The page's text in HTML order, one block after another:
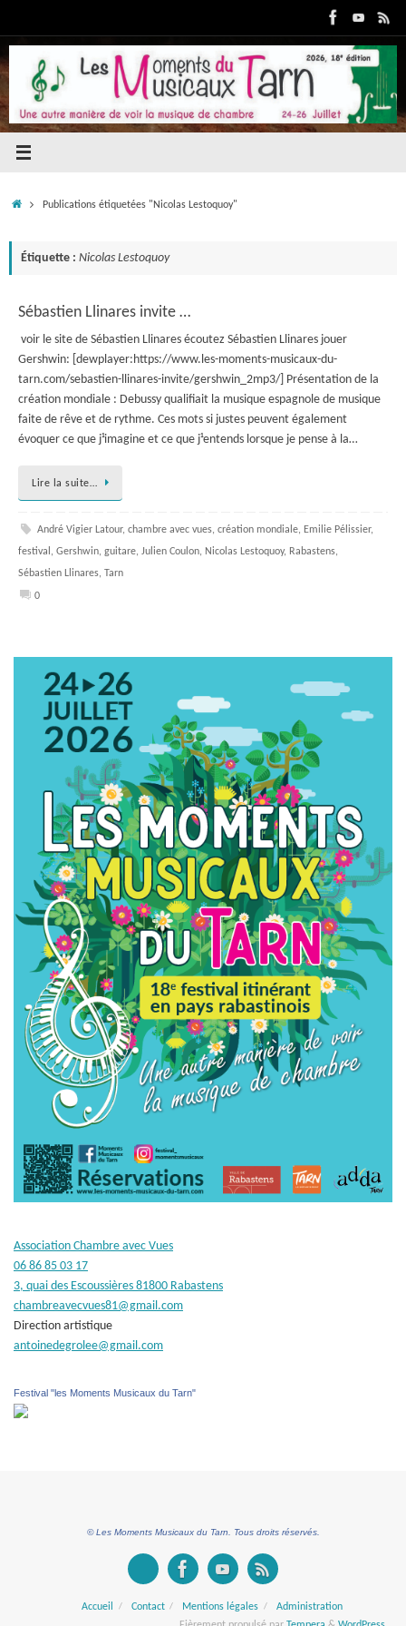
contenu
AccueilPublications étiquetées "Nicolas Lestoquoy"
Étiquette : Nicolas Lestoquoy
Sébastien Llinares invite …
voir le site de Sébastien Llinares écoutez Sébastien Llinares jouer
Gershwin: [dewplayer:https://www.les-moments-musicaux-du-
tarn.com/sebastien-llinares-invite/gershwin_2mp3/] Présentation de la
création mondiale : Debussy qualifiait la musique espagnole de musique
faite de rêve et de rythme. Ces mots si justes peuvent également
évoquer ce que j¹imagine et ce que j¹entends lorsque je pense à la…
Lire la suite…
André Vigier Latour, chambre avec vues, création mondiale, Emilie Pélissier,
festival , Gershwin, guitare, Julien Coulon, Nicolas Lestoquoy, Rabastens,
Sébastien Llinares, Tarn
0
Association Chambre avec Vues
06 86 85 03 17
3, quai des Escoussières 81800 Rabastens
chambreavecvues81@gmail.com
Direction artistique
antoinedegrolee@gmail.com
Festival "les Moments Musicaux du Tarn"
© Les Moments Musicaux du Tarn. Tous droits réservés.
Accueil Contact Mentions légales
Administration